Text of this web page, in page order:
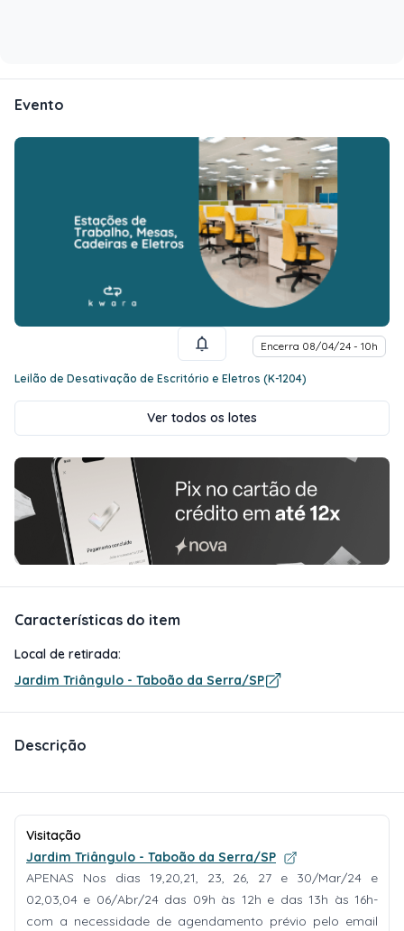
Evento
Encerra 08/04/24 - 10h
Leilão de Desativação de Escritório e Eletros (K-1204)
Ver todos os lotes
Características do item
Local de retirada:
Jardim Triângulo - Taboão da Serra/SP
Descrição
Visitação
Jardim Triângulo - Taboão da Serra/SP
APENAS Nos dias 19,20,21, 23, 26, 27 e 30/Mar/24 e
02,03,04 e 06/Abr/24 das 09h às 12h e das 13h às 16h-
com a necessidade de agendamento prévio pelo email